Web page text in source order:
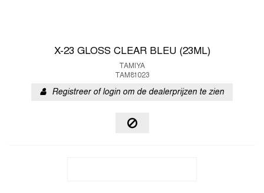
X-23 GLOSS CLEAR BLEU (23ML)
TAMIYA
TAM81023
Registreer of login om de dealerprijzen te zien